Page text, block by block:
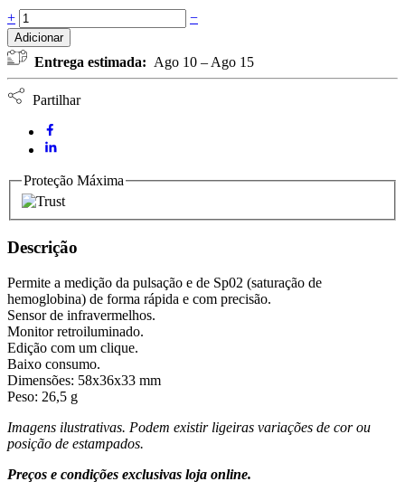
Oxímetro
de
Dedo
ORTHIA
quantidade
+ −
Adicionar
Entrega estimada: Ago 10 – Ago 15
Partilhar
Proteção Máxima
Descrição
Permite a medição da pulsação e de Sp02 (saturação de
hemoglobina) de forma rápida e com precisão.
Sensor de infravermelhos.
Monitor retroiluminado.
Edição com um clique.
Baixo consumo.
Dimensões: 58x36x33 mm
Peso: 26,5 g
Imagens ilustrativas. Podem existir ligeiras variações de cor ou
posição de estampados.
Preços e condições exclusivas loja online.